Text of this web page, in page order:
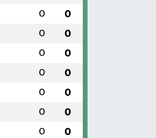
0 0
0 0
0 0
0 0
0 0
0 0
0 0